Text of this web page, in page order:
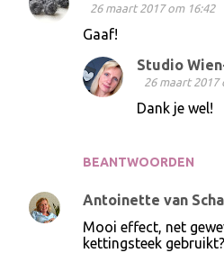
26 maart 2017 om 16:42
Gaaf!
BEANTWOORDEN
Studio
26 maart 2017
Dank je wel!
Antoinette van
Mooi effect, net
kettingsteek gebruikt?